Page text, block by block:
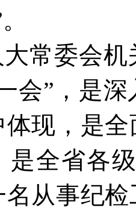
委会机关
会”，是
体现，是
是全省各
从事纪